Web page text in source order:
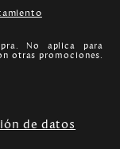
No aplica para
otras promociones.
de datos